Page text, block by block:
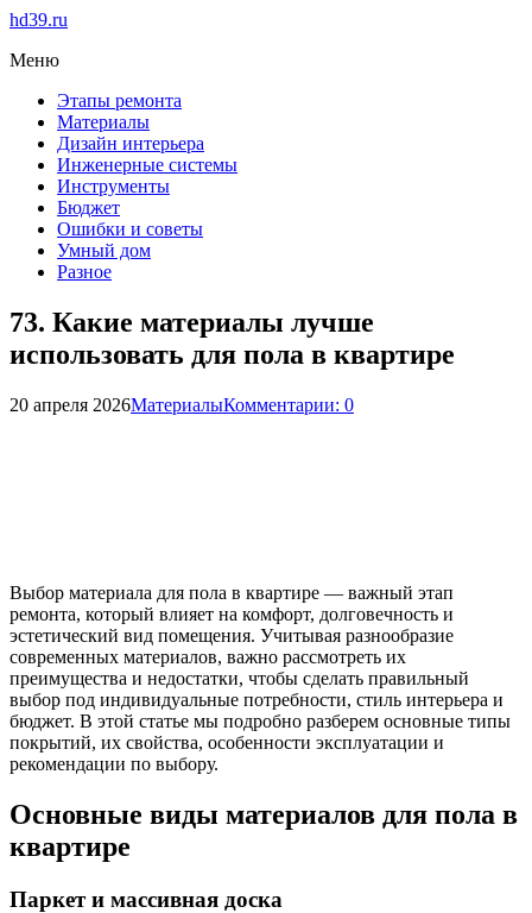
hd39.ru
Меню
Этапы ремонта
Материалы
Дизайн интерьера
Инженерные системы
Инструменты
Бюджет
Ошибки и советы
Умный дом
Разное
73. Какие материалы лучше
использовать для пола в квартире
20 апреля 2026МатериалыКомментарии: 0
Выбор материала для пола в квартире — важный этап
ремонта, который влияет на комфорт, долговечность и
эстетический вид помещения. Учитывая разнообразие
современных материалов, важно рассмотреть их
преимущества и недостатки, чтобы сделать правильный
выбор под индивидуальные потребности, стиль интерьера и
бюджет. В этой статье мы подробно разберем основные типы
покрытий, их свойства, особенности эксплуатации и
рекомендации по выбору.
Основные виды материалов для пола в
квартире
Паркет и массивная доска